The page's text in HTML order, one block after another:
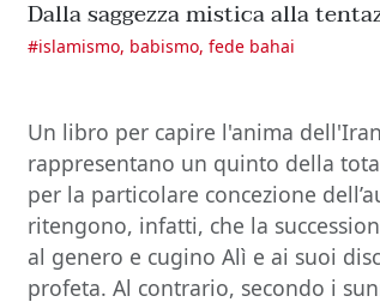
Dalla saggezza mistica alla
#islamismo, babismo, fede bahai
Un libro per capire l'anima
rappresentano un quinto della
per la particolare concezione
ritengono, infatti, che la
al genero e cugino Alì e ai suoi
profeta. Al contrario, secondo i